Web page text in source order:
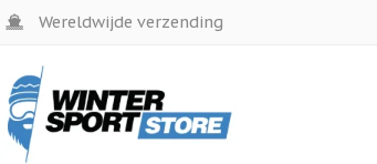
Wereldwijde verzending